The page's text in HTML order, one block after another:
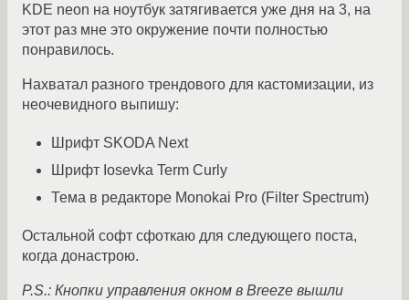
KDE neon на ноутбук затягивается уже дня на 3, на
этот раз мне это окружение почти полностью
понравилось.
Нахватал разного трендового для кастомизации, из
неочевидного выпишу:
Шрифт SKODA Next
Шрифт Iosevka Term Curly
Тема в редакторе Monokai Pro (Filter Spectrum)
Остальной софт сфоткаю для следующего поста,
когда донастрою.
P.S.: Кнопки управления окном в Breeze вышли